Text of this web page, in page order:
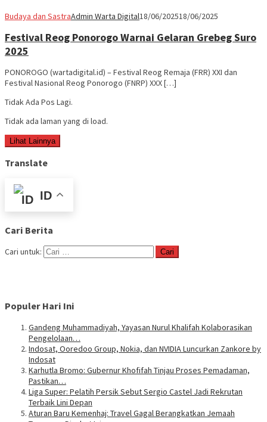
Budaya dan SastraAdmin Warta Digital18/06/202518/06/2025
Festival Reog Ponorogo Warnai Gelaran Grebeg Suro
2025
PONOROGO (wartadigital.id) – Festival Reog Remaja (FRR) XXI dan
Festival Nasional Reog Ponorogo (FNRP) XXX […]
Tidak Ada Pos Lagi.
Tidak ada laman yang di load.
Lihat Lainnya
Translate
ID
Cari Berita
Cari untuk:
Populer Hari Ini
Gandeng Muhammadiyah, Yayasan Nurul Khalifah Kolaborasikan
Pengelolaan…
Indosat, Ooredoo Group, Nokia, dan NVIDIA Luncurkan Zankore by
Indosat
Karhutla Bromo: Gubernur Khofifah Tinjau Proses Pemadaman,
Pastikan…
Liga Super: Pelatih Persik Sebut Sergio Castel Jadi Rekrutan
Terbaik Lini Depan
Aturan Baru Kemenhaj: Travel Gagal Berangkatkan Jemaah